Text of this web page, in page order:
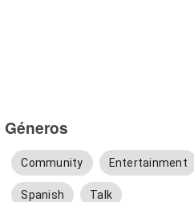
Géneros
Community Entertainment
Spanish Talk